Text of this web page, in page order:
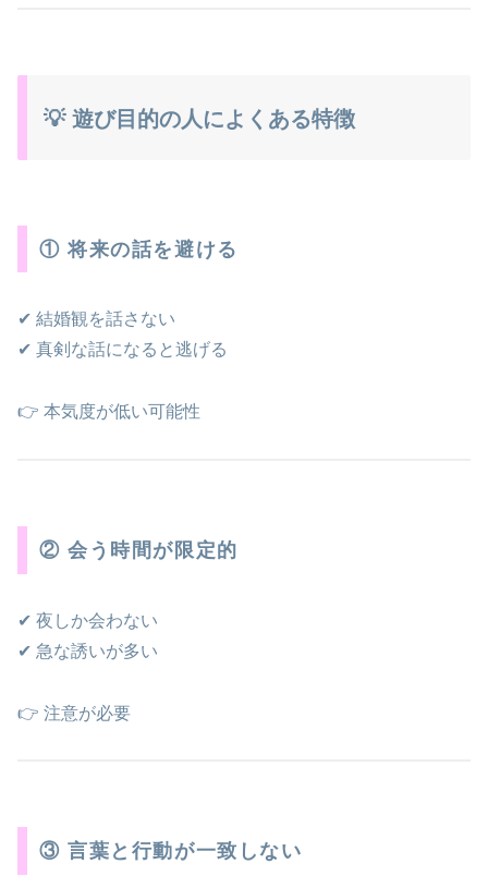
💡 遊び目的の人によくある特徴
① 将来の話を避ける
✔ 結婚観を話さない
✔ 真剣な話になると逃げる
👉 本気度が低い可能性
② 会う時間が限定的
✔ 夜しか会わない
✔ 急な誘いが多い
👉 注意が必要
③ 言葉と行動が一致しない